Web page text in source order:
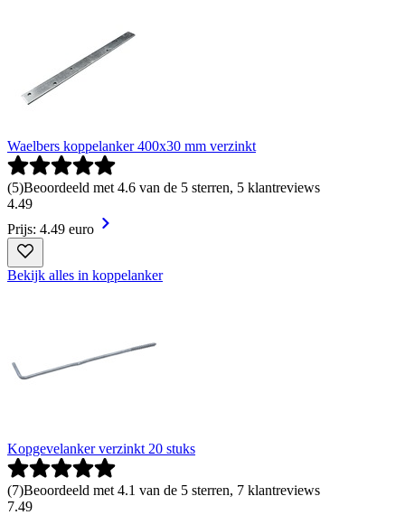
Waelbers koppelanker 400x30 mm verzinkt
(5)Beoordeeld met 4.6 van de 5 sterren, 5 klantreviews
4.49
Prijs: 4.49 euro
Bekijk alles in koppelanker
Kopgevelanker verzinkt 20 stuks
(7)Beoordeeld met 4.1 van de 5 sterren, 7 klantreviews
7.49